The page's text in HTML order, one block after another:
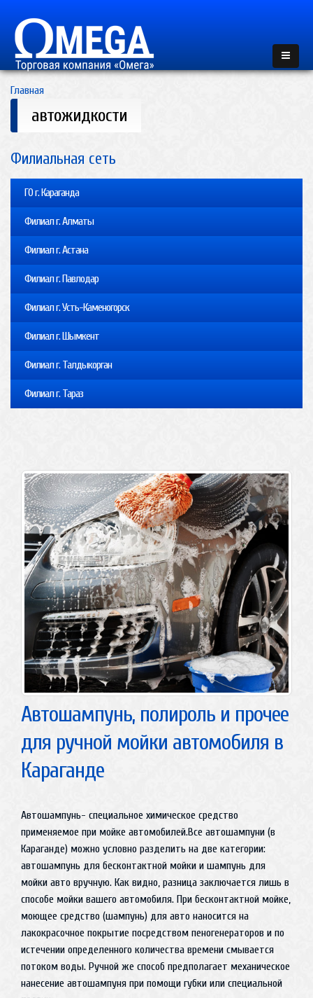
Главная
автожидкости
Филиальная сеть
ГО г. Караганда
Филиал г. Алматы
Филиал г. Астана
Филиал г. Павлодар
Филиал г. Усть-Каменогорск
Филиал г. Шымкент
Филиал г. Талдыкорган
Филиал г. Тараз
Автошампунь, полироль и прочее
для ручной мойки автомобиля в
Караганде
Автошампунь- специальное химическое средство
применяемое при мойке автомобилей.Все автошампуни (в
Караганде) можно условно разделить на две категории:
автошампунь для бесконтактной мойки и шампунь для
мойки авто вручную. Как видно, разница заключается лишь в
способе мойки вашего автомобиля. При бесконтактной мойке,
моющее средство (шампунь) для авто наносится на
лакокрасочное покрытие посредством пеногенераторов и по
истечении определенного количества времени смывается
потоком воды. Ручной же способ предполагает механическое
нанесение автошампуня при помощи губки или специальной